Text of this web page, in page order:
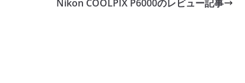
Nikon COOLPIX P6000のレビュー記事